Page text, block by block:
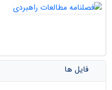
فایل ها